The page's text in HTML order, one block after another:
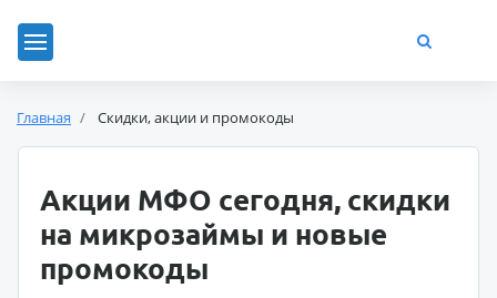
Главная Скидки, акции и промокоды
Акции МФО сегодня, скидки
на микрозаймы и новые
промокоды